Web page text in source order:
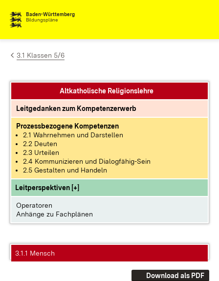
Zum Inhalt springen
Baden-Württemberg
Bildungspläne
3.1 Klassen 5/6
Altkatholische Religionslehre
Leitgedanken zum Kompetenzerwerb
Prozessbezogene Kompetenzen
2.1 Wahrnehmen und Darstellen
2.2 Deuten
2.3 Urteilen
2.4 Kommunizieren und Dialogfähig-Sein
2.5 Gestalten und Handeln
Leitperspektiven [+]
Operatoren
Anhänge zu Fachplänen
3.1.1 Mensch
Download als PDF